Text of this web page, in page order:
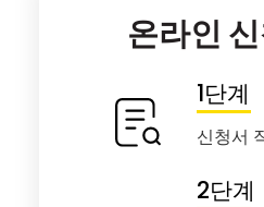
온라인
1단계
신청서
2단계